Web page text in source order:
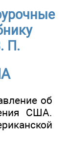
П.
об
США.